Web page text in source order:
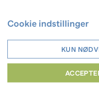
Cookie indstillinger
KUN